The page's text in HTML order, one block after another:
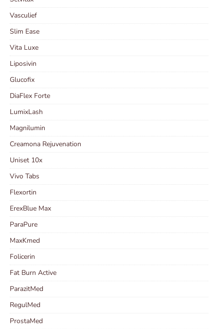
Vasculief
Slim Ease
Vita Luxe
Liposivin
Glucofix
DiaFlex Forte
LumixLash
Magnilumin
Creamona Rejuvenation
Uniset 10x
Vivo Tabs
Flexortin
ErexBlue Max
ParaPure
MaxKmed
Folicerin
Fat Burn Active
ParazitMed
RegulMed
ProstaMed